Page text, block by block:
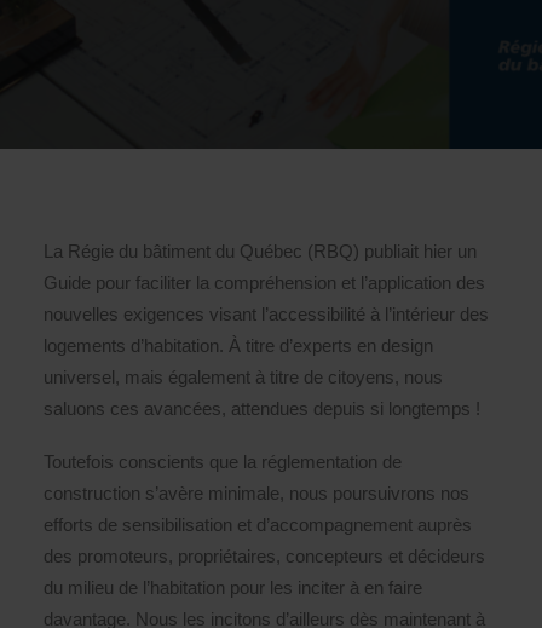
La Régie du bâtiment du Québec (RBQ) publiait hier un
Guide pour faciliter la compréhension et l’application des
nouvelles exigences visant l’accessibilité à l’intérieur des
logements d’habitation. À titre d’experts en design
universel, mais également à titre de citoyens, nous
saluons ces avancées, attendues depuis si longtemps !
Toutefois conscients que la réglementation de
construction s’avère minimale, nous poursuivrons nos
efforts de sensibilisation et d’accompagnement auprès
des promoteurs, propriétaires, concepteurs et décideurs
du milieu de l’habitation pour les inciter à en faire
davantage. Nous les incitons d’ailleurs dès maintenant à